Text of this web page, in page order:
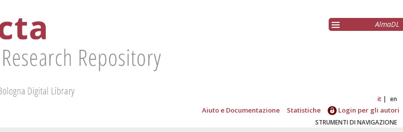
AlmaDL
it en
Aiuto e Documentazione Statistiche Login per gli autori
STRUMENTI DI NAVIGAZIONE